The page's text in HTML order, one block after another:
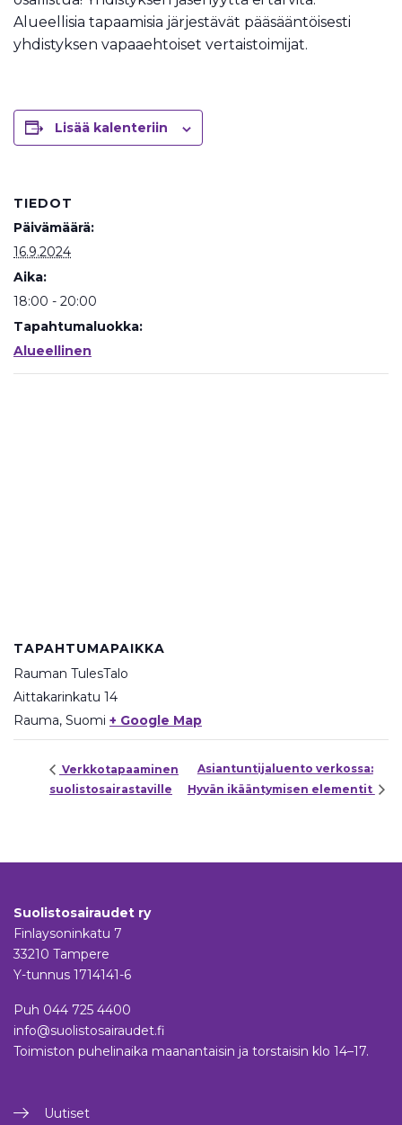
Alueellisia tapaamisia järjestävät pääsääntöisesti
yhdistyksen vapaaehtoiset vertaistoimijat.
Lisää kalenteriin
TIEDOT
Päivämäärä:
16.9.2024
Aika:
18:00 - 20:00
Tapahtumaluokka:
Alueellinen
TAPAHTUMAPAIKKA
Rauman TulesTalo
Aittakarinkatu 14
Rauma, Suomi + Google Map
Verkkotapaaminen
suolistosairastaville
Asiantuntijaluento verkossa:
Hyvän ikääntymisen elementit
Suolistosairaudet ry
Finlaysoninkatu 7
33210 Tampere
Y-tunnus 1714141-6
Puh 044 725 4400
info@suolistosairaudet.fi
Toimiston puhelinaika maanantaisin ja torstaisin klo 14–17.
Uutiset